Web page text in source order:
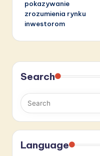
pokazywanie
zrozumienia rynku
inwestorom
Search
Language